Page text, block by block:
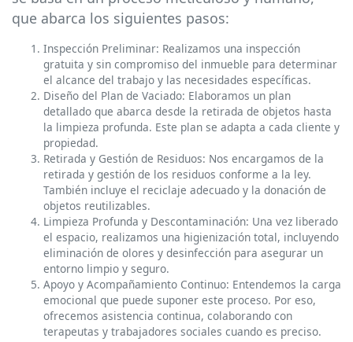
que abarca los siguientes pasos:
Inspección Preliminar: Realizamos una inspección
gratuita y sin compromiso del inmueble para determinar
el alcance del trabajo y las necesidades específicas.
Diseño del Plan de Vaciado: Elaboramos un plan
detallado que abarca desde la retirada de objetos hasta
la limpieza profunda. Este plan se adapta a cada cliente y
propiedad.
Retirada y Gestión de Residuos: Nos encargamos de la
retirada y gestión de los residuos conforme a la ley.
También incluye el reciclaje adecuado y la donación de
objetos reutilizables.
Limpieza Profunda y Descontaminación: Una vez liberado
el espacio, realizamos una higienización total, incluyendo
eliminación de olores y desinfección para asegurar un
entorno limpio y seguro.
Apoyo y Acompañamiento Continuo: Entendemos la carga
emocional que puede suponer este proceso. Por eso,
ofrecemos asistencia continua, colaborando con
terapeutas y trabajadores sociales cuando es preciso.